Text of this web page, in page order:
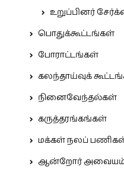
உறுப்பினர்
பொதுக்கூட்டங்கள்
போராட்டங்கள்
கலந்தாய்வுக்
நினைவேந்தல்கள்
கருத்தரங்கங்கள்
மக்கள் நலப்
ஆன்றோர்